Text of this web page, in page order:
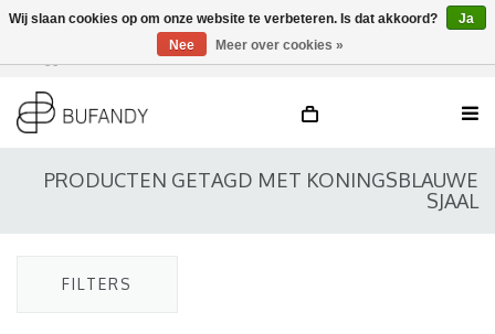
DE / EN
PRODUCTEN GETAGD MET KONINGSBLAUWE
SJAAL
FILTERS
Wij slaan cookies op om onze website te verbeteren. Is dat akkoord?
Ja
Nee
Meer over cookies »